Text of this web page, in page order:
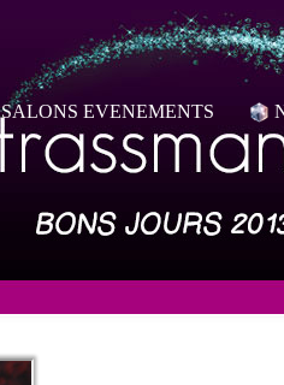
SALONS EVENEMENTS